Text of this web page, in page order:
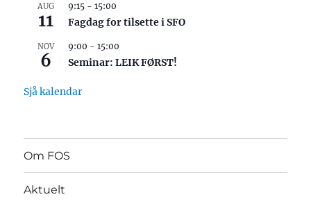
AUG
11
9:15 -15:00
Fagdag for tilsette i SFO
NOV
6
9:00 -15:00
Seminar: LEIK FØRST!
Sjå kalendar
Om FOS
Aktuelt